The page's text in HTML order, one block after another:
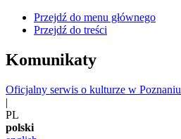
Przejdź do menu głównego
Przejdź do treści
Komunikaty
Oficjalny serwis o kulturze w Poznaniu
|
PL
polski